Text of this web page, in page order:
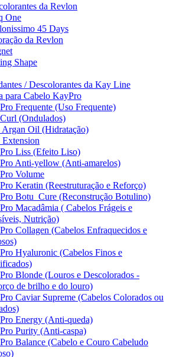
da Revlon
One
45 Days
da Revlon
Shape
/ Descolorantes da Kay Line
para Cabelo KayPro
Frequente (Uso Frequente)
(Ondulados)
Oil (Hidratação)
Liss (Efeito Liso)
Anti-yellow (Anti-amarelos)
Volume
Keratin (Reestruturação e Reforço)
Botu_Cure (Reconstrução Botulino)
Macadâmia ( Cabelos Frágeis e
Nutrição)
Collagen (Cabelos Enfraquecidos e
Hyaluronic (Cabelos Finos e
Blonde (Louros e Descolorados -
de brilho e do louro)
Caviar Supreme (Cabelos Colorados ou
Energy (Anti-queda)
Purity (Anti-caspa)
Balance (Cabelo e Couro Cabeludo